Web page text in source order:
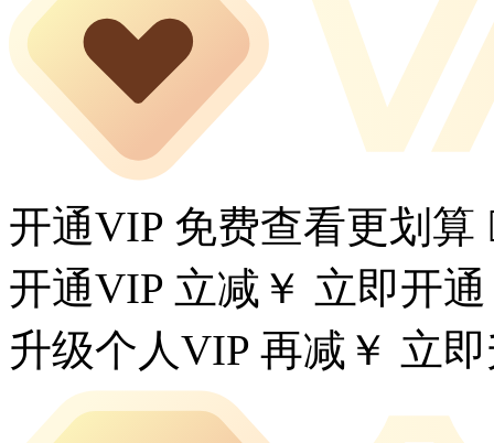
开通VIP 免费查看更划算
开通VIP 立减￥ 立即开通
升级个人VIP 再减￥ 立